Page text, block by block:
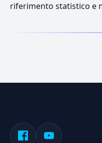
riferimento statistico e